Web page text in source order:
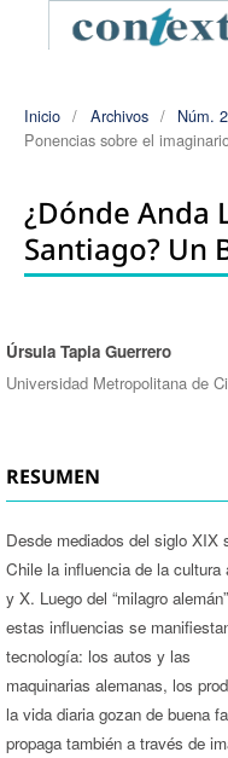
Inicio / Archivos / Núm.
Ponencias sobre el
¿Dónde Anda
Santiago? Un
Autores/as
Úrsula Tapia Guerrero
Universidad Metropolitana de
RESUMEN
Desde mediados del siglo XIX
Chile la influencia de la
y X. Luego del “milagro
estas influencias se
tecnología: los autos y las
maquinarias alemanas, los
la vida diaria gozan de buena
propaga también a través de